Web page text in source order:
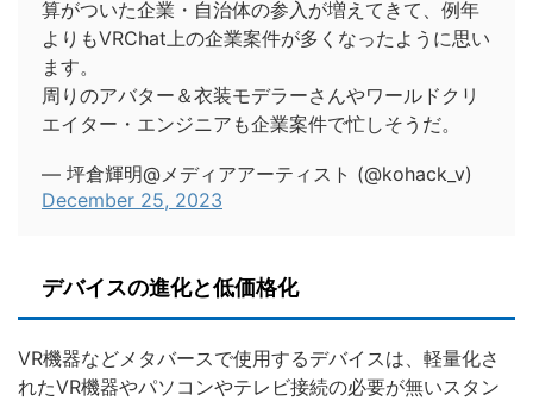
算がついた企業・自治体の参入が増えてきて、例年
よりもVRChat上の企業案件が多くなったように思い
ます。
周りのアバター＆衣装モデラーさんやワールドクリ
エイター・エンジニアも企業案件で忙しそうだ。
— 坪倉輝明@メディアアーティスト (@kohack_v)
December 25, 2023
デバイスの進化と低価格化
VR機器などメタバースで使用するデバイスは、軽量化さ
れたVR機器やパソコンやテレビ接続の必要が無いスタン